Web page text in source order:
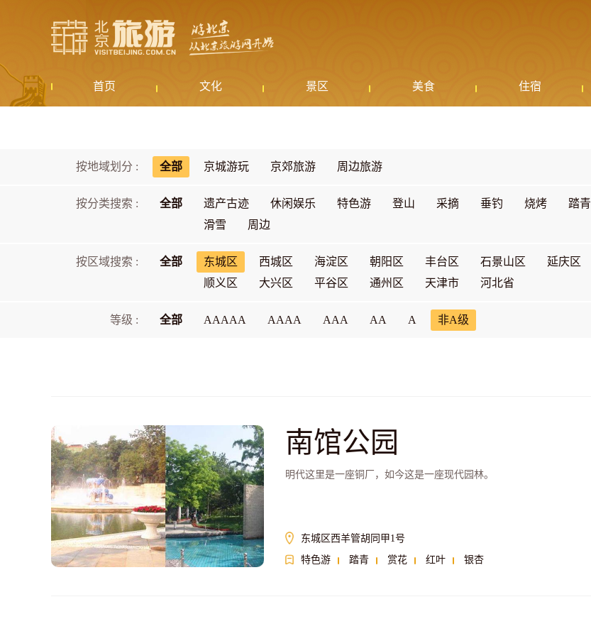
首页 文化 景区 美食 住宿
按地域划分 : 全部 京城游玩 京郊旅游 周边旅游
按分类搜索 : 全部 遗产古迹 休闲娱乐 特色游 登山 采摘 垂钓 烧烤 踏青
滑雪
周边
按区域搜索 : 全部 东城区 西城区 海淀区 朝阳区 丰台区 石景山区 延庆区
顺义区
大兴区 平谷区 通州区 天津市 河北省
等级 : 全部 AAAAA AAAA AAA AA A 非A级
南馆公园
明代这里是一座铜厂，如今这是一座现代园林。
东城区西羊管胡同甲1号
特色游
踏青 赏花 红叶 银杏